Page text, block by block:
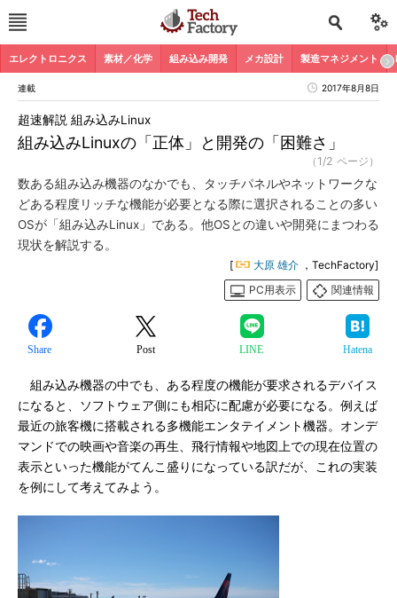
エレクトロニクス 素材／化学 組み込み開発 メカ設計 製造マネジメント
連載 2017年8月8日
組み込みLinuxの「正体」と開発の「困難さ」
超速解説 組み込みLinux
（1/2 ページ）
数ある組み込み機器のなかでも、タッチパネルやネットワークな
どある程度リッチな機能が必要となる際に選択されることの多い
OSが「組み込みLinux」である。他OSとの違いや開発にまつわる
現状を解説する。
[ 大原 雄介 ，TechFactory]
PC用表示
関連情報
Share Post LINE Hatena
組み込み機器の中でも、ある程度の機能が要求されるデバイス
になると、ソフトウェア側にも相応に配慮が必要になる。例えば
最近の旅客機に搭載される多機能エンタテイメント機器。オンデ
マンドでの映画や音楽の再生、飛行情報や地図上での現在位置の
表示といった機能がてんこ盛りになっている訳だが、これの実装
を例にして考えてみよう。